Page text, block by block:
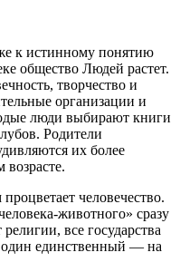
к истинному понятию
общество Людей растет.
творчество и
организации и
люди выбирают книги
Родители
их более
возрасте.
человечество.
животного» сразу
все государства
один единственный — на